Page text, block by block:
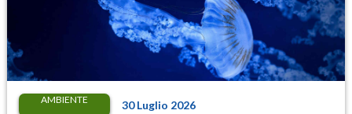
AMBIENTE 30 Luglio 2026